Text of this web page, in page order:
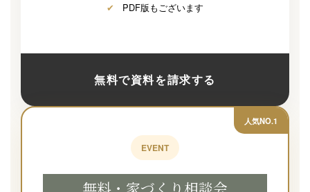
✔ PDF版もございます
無料で資料を請求する
人気NO.1
EVENT
無料・家づくり相談会